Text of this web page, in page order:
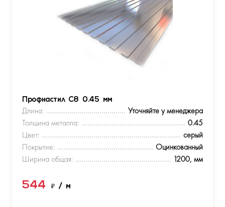
Профнастил С8 0.45 мм
Длина:
Уточняйте у менеджера
Толщина металла:
0.45
Цвет:
серый
Покрытие:
Оцинкованный
Ширина общая:
1200, мм
544 ₽ / м